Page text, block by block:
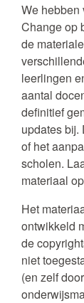
We hebben
Change op
de
leerlingen
aantal
definitief
updates
of het
scholen.
materiaal
Het
ontwikkeld
de
niet
(en zelf